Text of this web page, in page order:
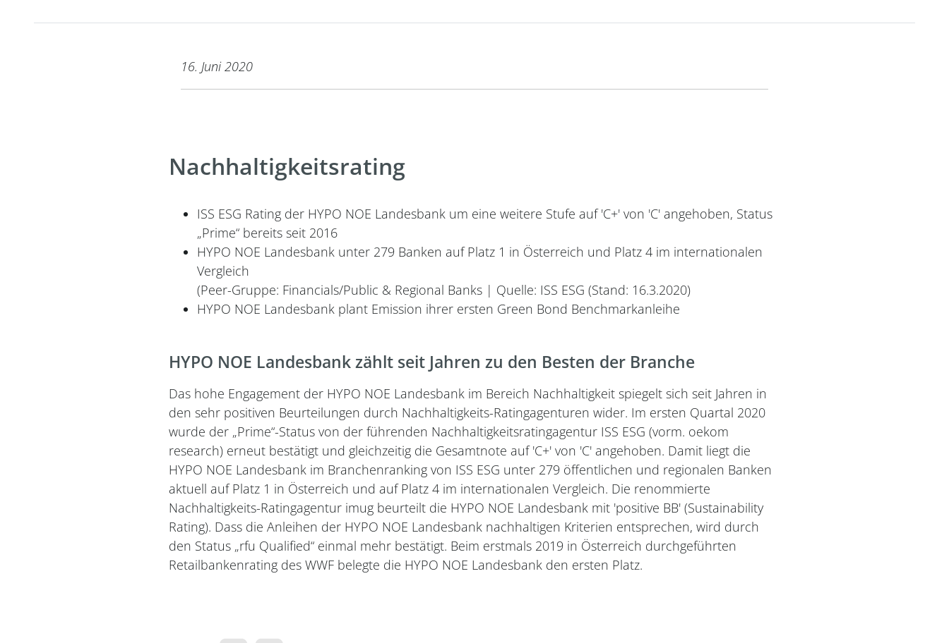
16. Juni 2020
Nachhaltigkeitsrating
ISS ESG Rating der HYPO NOE Landesbank um eine weitere Stufe auf 'C+' von 'C' angehoben, Status
„Prime“ bereits seit 2016
HYPO NOE Landesbank unter 279 Banken auf Platz 1 in Österreich und Platz 4 im internationalen
Vergleich
(Peer-Gruppe: Financials/Public & Regional Banks | Quelle: ISS ESG (Stand: 16.3.2020)
HYPO NOE Landesbank plant Emission ihrer ersten Green Bond Benchmarkanleihe
HYPO NOE Landesbank zählt seit Jahren zu den Besten der Branche
Das hohe Engagement der HYPO NOE Landesbank im Bereich Nachhaltigkeit spiegelt sich seit Jahren in
den sehr positiven Beurteilungen durch Nachhaltigkeits-Ratingagenturen wider. Im ersten Quartal 2020
wurde der „Prime“-Status von der führenden Nachhaltigkeitsratingagentur ISS ESG (vorm. oekom
research) erneut bestätigt und gleichzeitig die Gesamtnote auf 'C+' von 'C' angehoben. Damit liegt die
HYPO NOE Landesbank im Branchenranking von ISS ESG unter 279 öffentlichen und regionalen Banken
aktuell auf Platz 1 in Österreich und auf Platz 4 im internationalen Vergleich. Die renommierte
Nachhaltigkeits-Ratingagentur imug beurteilt die HYPO NOE Landesbank mit 'positive BB' (Sustainability
Rating). Dass die Anleihen der HYPO NOE Landesbank nachhaltigen Kriterien entsprechen, wird durch
den Status „rfu Qualified“ einmal mehr bestätigt. Beim erstmals 2019 in Österreich durchgeführten
Retailbankenrating des WWF belegte die HYPO NOE Landesbank den ersten Platz.